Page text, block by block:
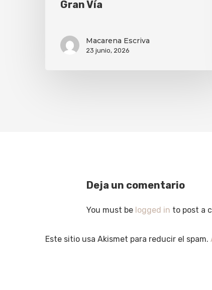
Gran Vía
Macarena Escriva
23 junio, 2026
Deja un comentario
You must be logged in to post a
Este sitio usa Akismet para reducir el spam.